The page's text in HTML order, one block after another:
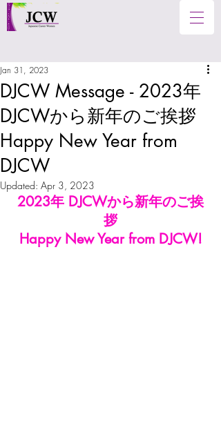
DJCW Message - 2023年
DJCWから新年のご挨拶
Happy New Year from
DJCW
Jan 31, 2023
Updated: Apr 3, 2023
2023年 DJCWから新年のご挨
拶
Happy New Year from DJCW!